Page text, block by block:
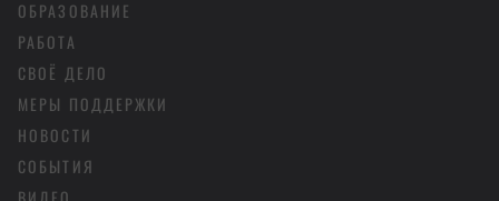
ОБРАЗОВАНИЕ
РАБОТА
СВОЁ ДЕЛО
МЕРЫ ПОДДЕРЖКИ
НОВОСТИ
СОБЫТИЯ